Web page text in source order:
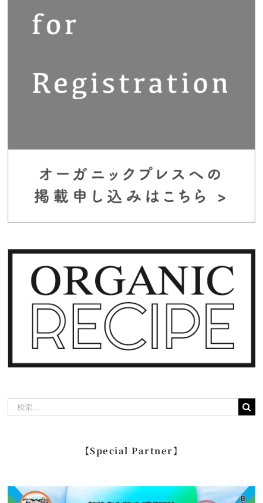
【Special Partner】